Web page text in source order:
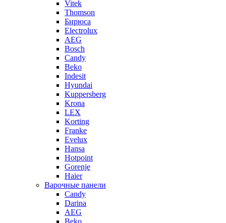
Vitek
Thomson
Бирюса
Electrolux
AEG
Bosch
Candy
Beko
Indesit
Hyundai
Kuppersberg
Krona
LEX
Korting
Franke
Evelux
Hansa
Hotpoint
Gorenje
Haier
Варочные панели
Candy
Darina
AEG